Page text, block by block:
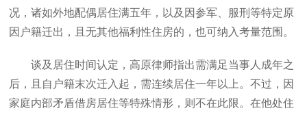
况，诸如外地配偶居住满五年，以及因参军、服刑等特定原
因户籍迁出，且无其他福利性住房的，也可纳入考量范围。
谈及居住时间认定，高原律师指出需满足当事人成年之
后，且自户籍末次迁入起，需连续居住一年以上。不过，因
家庭内部矛盾借房居住等特殊情形，则不在此限。在他处住